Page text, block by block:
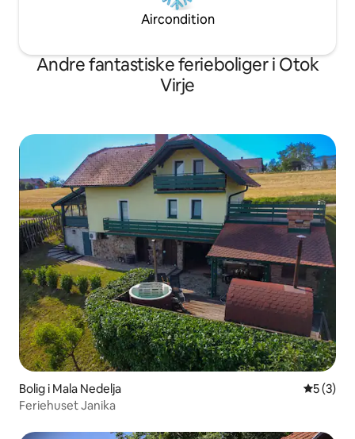
Aircondition
Andre fantastiske ferieboliger i Otok
Virje
Bolig i Mala Nedelja 5 ud af 5
5 (3)
Feriehuset Janika